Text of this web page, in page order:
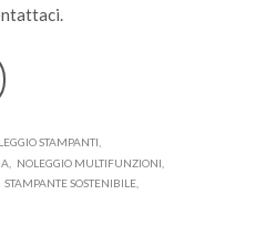
STAMPANTI
NOLEGGIO MULTIFUNZIONI
STAMPANTE SOSTENIBILE